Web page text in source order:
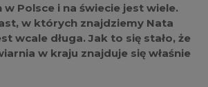
Polsce i na świecie jest wiele.
w których znajdziemy Nata
wcale długa. Jak to się stało, że
w kraju znajduje się właśnie